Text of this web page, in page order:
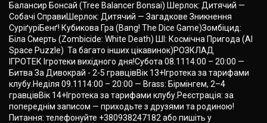
Балансир Бонсай (Tree Balancer Bonsai) Шерлок: Дитячий —
Собачі CправиШерлок: Дитячий — Загадкове Зникнення
СуріґуріБенґ! Кубикова Гра (Bang! The Dice Game)Зомбіцид:
Біла Смерть (Zombicide: White Death) ШІ: Космічна Пригода (AI
Space Puzzle) Та багато інших цікавинок)РОЗКЛАД
ІГРОТЕК Ігротеки вихідного дня!Субота 08.1114:00 – 20:00 —
Битва За Дивокрай - 2-5 гравцівВік 13+Ігротека за тарифами
клубу.Неділя 09.1114:00 – 20:00 — Brass: Бірмінгем, 2–4
гравцівВік 14+Ігротека за тарифами клубу.Реєстрація: за
попереднім записом — приходьте з друзями та родиною!
Питання: телефонуйте +380938247182 або пишіть у